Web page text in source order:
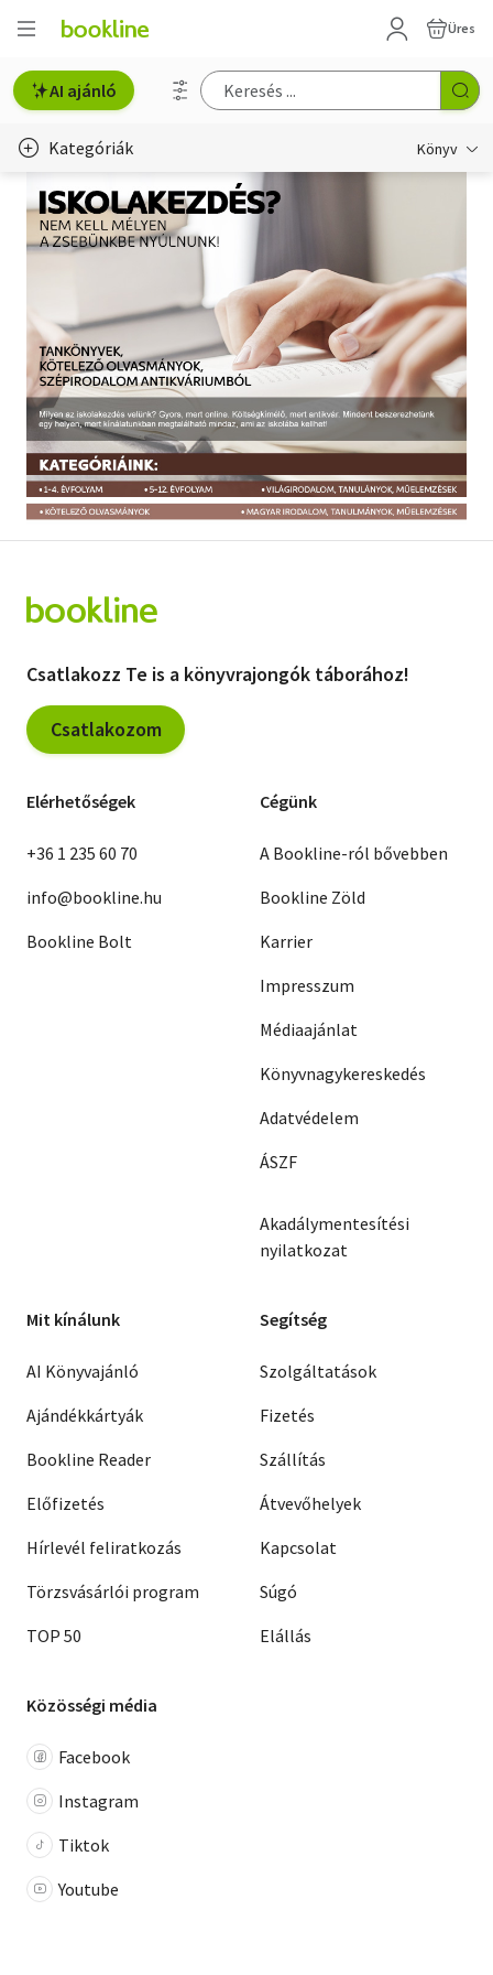
Üres
AI ajánló
Kategóriák Könyv
Életmód, egészség
Erotika
Hobbi, szabadidő
Irodalom
Művészet
Szakkönyv
Társadalomtudomány
Természettudomány
Történelem
Csatlakozz Te is a könyvrajongók táborához!
Csatlakozom
Elérhetőségek
+36 1 235 60 70
info@bookline.hu
Bookline Bolt
Cégünk
A Bookline-ról bővebben
Bookline Zöld
Karrier
Impresszum
Médiaajánlat
Könyvnagykereskedés
Adatvédelem
ÁSZF
Akadálymentesítési
nyilatkozat
Mit kínálunk
AI Könyvajánló
Ajándékkártyák
Bookline Reader
Előfizetés
Hírlevél feliratkozás
Törzsvásárlói program
TOP 50
Segítség
Szolgáltatások
Fizetés
Szállítás
Átvevőhelyek
Kapcsolat
Súgó
Elállás
Közösségi média
Facebook
Instagram
Tiktok
Youtube